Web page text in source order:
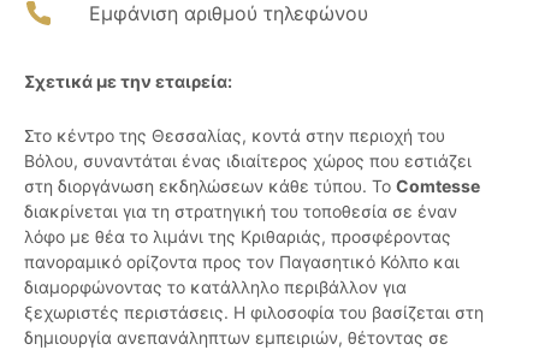
Εμφάνιση αριθμού τηλεφώνου
Σχετικά με την εταιρεία:
Στο κέντρο της Θεσσαλίας, κοντά στην περιοχή του
Βόλου, συναντάται ένας ιδιαίτερος χώρος που εστιάζει
στη διοργάνωση εκδηλώσεων κάθε τύπου. Το Comtesse
διακρίνεται για τη στρατηγική του τοποθεσία σε έναν
λόφο με θέα το λιμάνι της Κριθαριάς, προσφέροντας
πανοραμικό ορίζοντα προς τον Παγασητικό Κόλπο και
διαμορφώνοντας το κατάλληλο περιβάλλον για
ξεχωριστές περιστάσεις. Η φιλοσοφία του βασίζεται στη
δημιουργία ανεπανάληπτων εμπειριών, θέτοντας σε